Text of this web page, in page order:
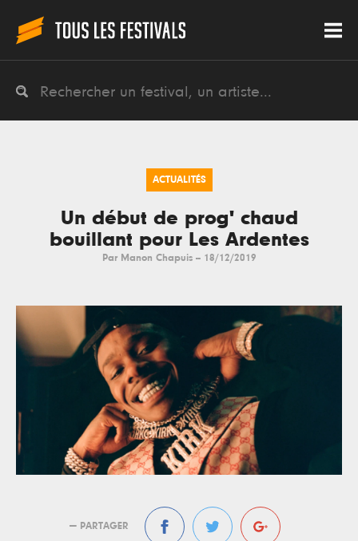
ACTUALITÉS
Un début de prog' chaud
bouillant pour Les Ardentes
Par Manon Chapuis -- 18/12/2019
— PARTAGER